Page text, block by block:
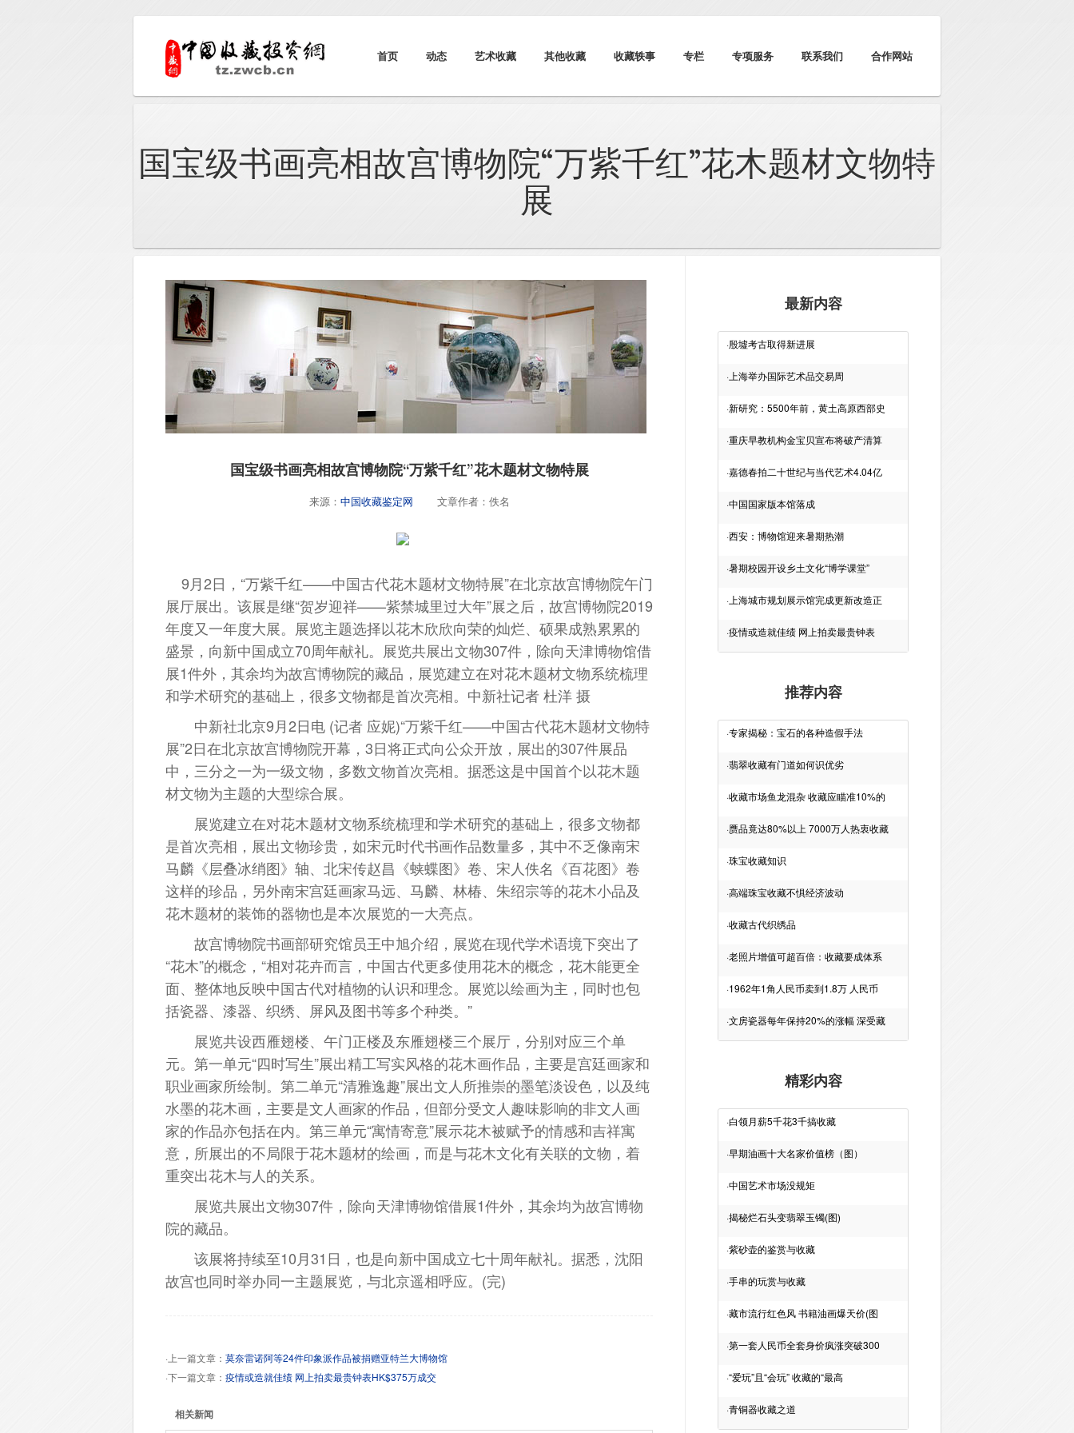
首页 动态 艺术收藏 其他收藏 收藏轶事 专栏 专项服务 联系我们 合作网站
国宝级书画亮相故宫博物院“万紫千红”花木题材文物特
展
最新内容
·殷墟考古取得新进展
· 上海举办国际艺术品交易周
·新研究：5500年前，黄土高原西部史
·重庆早教机构金宝贝宣布将破产清算
·嘉德春拍二十世纪与当代艺术4.04亿
·中国国家版本馆落成
·西安：博物馆迎来暑期热潮
·暑期校园开设乡土文化“博学课堂”
· 上海城市规划展示馆完成更新改造正
·疫情或造就佳绩 网上拍卖最贵钟表
推荐内容
·专家揭秘：宝石的各种造假手法
·翡翠收藏有门道如何识优劣
·收藏市场鱼龙混杂 收藏应瞄准10%的
·赝品竟达80%以上 7000万人热衷收藏
·珠宝收藏知识
·高端珠宝收藏不惧经济波动
·收藏古代织绣品
·老照片增值可超百倍：收藏要成体系
·1962年1角人民币卖到1.8万 人民币
·文房瓷器每年保持20%的涨幅 深受藏
精彩内容
·白领月薪5千花3千搞收藏
·早期油画十大名家价值榜（图）
·中国艺术市场没规矩
·揭秘烂石头变翡翠玉镯(图)
·紫砂壶的鉴赏与收藏
·手串的玩赏与收藏
·藏市流行红色风 书籍油画爆天价(图
·第一套人民币全套身价疯涨突破300
·“爱玩”且“会玩” 收藏的“最高
·青铜器收藏之道
国宝级书画亮相故宫博物院“万紫千红”花木题材文物特展
来源： 中国收藏鉴定网 文章作者：佚名
9月2日，“万紫千红——中国古代花木题材文物特展”在北京故宫博物院午门
展厅展出。该展是继“贺岁迎祥——紫禁城里过大年”展之后，故宫博物院2019
年度又一年度大展。展览主题选择以花木欣欣向荣的灿烂、硕果成熟累累的
盛景，向新中国成立70周年献礼。展览共展出文物307件，除向天津博物馆借
展1件外，其余均为故宫博物院的藏品，展览建立在对花木题材文物系统梳理
和学术研究的基础上，很多文物都是首次亮相。中新社记者 杜洋 摄
中新社北京9月2日电 (记者 应妮)“万紫千红——中国古代花木题材文物特
展”2日在北京故宫博物院开幕，3日将正式向公众开放，展出的307件展品
中，三分之一为一级文物，多数文物首次亮相。据悉这是中国首个以花木题
材文物为主题的大型综合展。
展览建立在对花木题材文物系统梳理和学术研究的基础上，很多文物都
是首次亮相，展出文物珍贵，如宋元时代书画作品数量多，其中不乏像南宋
马麟《层叠冰绡图》轴、北宋传赵昌《蛱蝶图》卷、宋人佚名《百花图》卷
这样的珍品，另外南宋宫廷画家马远、马麟、林椿、朱绍宗等的花木小品及
花木题材的装饰的器物也是本次展览的一大亮点。
故宫博物院书画部研究馆员王中旭介绍，展览在现代学术语境下突出了
“花木”的概念，“相对花卉而言，中国古代更多使用花木的概念，花木能更全
面、整体地反映中国古代对植物的认识和理念。展览以绘画为主，同时也包
括瓷器、漆器、织绣、屏风及图书等多个种类。”
展览共设西雁翅楼、午门正楼及东雁翅楼三个展厅，分别对应三个单
元。第一单元“四时写生”展出精工写实风格的花木画作品，主要是宫廷画家和
职业画家所绘制。第二单元“清雅逸趣”展出文人所推崇的墨笔淡设色，以及纯
水墨的花木画，主要是文人画家的作品，但部分受文人趣味影响的非文人画
家的作品亦包括在内。第三单元“寓情寄意”展示花木被赋予的情感和吉祥寓
意，所展出的不局限于花木题材的绘画，而是与花木文化有关联的文物，着
重突出花木与人的关系。
展览共展出文物307件，除向天津博物馆借展1件外，其余均为故宫博物
院的藏品。
该展将持续至10月31日，也是向新中国成立七十周年献礼。据悉，沈阳
故宫也同时举办同一主题展览，与北京遥相呼应。(完)
·上一篇文章： 莫奈雷诺阿等24件印象派作品被捐赠亚特兰大博物馆
·下一篇文章： 疫情或造就佳绩 网上拍卖最贵钟表HK$375万成交
相关新闻